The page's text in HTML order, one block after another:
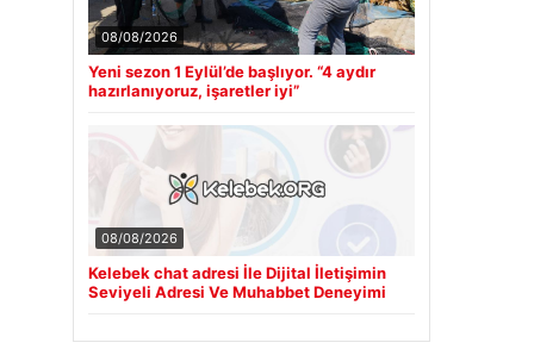
08/08/2026
Yeni sezon 1 Eylül’de başlıyor. “4 aydır
hazırlanıyoruz, işaretler iyi”
08/08/2026
Kelebek chat adresi İle Dijital İletişimin
Seviyeli Adresi Ve Muhabbet Deneyimi